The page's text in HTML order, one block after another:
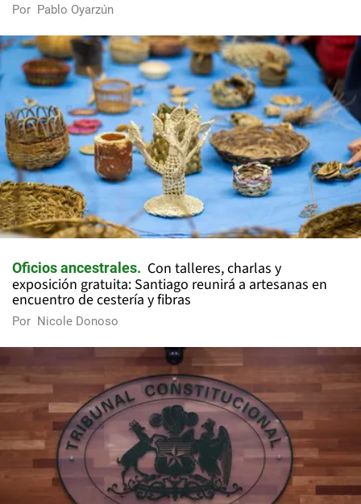
Por Pablo Oyarzún
Oficios ancestrales
Con talleres, charlas y
exposición gratuita: Santiago reunirá a artesanas en
encuentro de cestería y fibras
Por Nicole Donoso